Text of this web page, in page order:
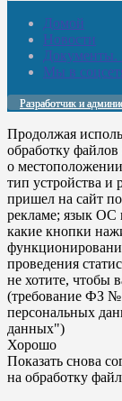
Домой
Новости
Документы.
Мы в
Разработчик и
Продолжая
обработку
о
тип устройства и
пришел на сайт
рекламе; язык ОС
какие кнопки
проведения
не хотите, чтобы
(требование ФЗ
персональных
данных")
Хорошо
Показать снова
на обработку